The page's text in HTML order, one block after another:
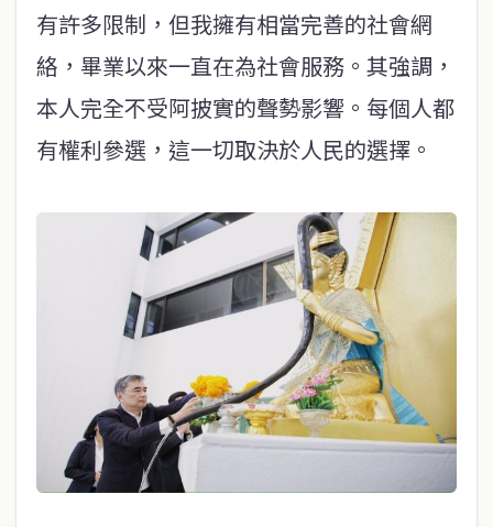
有許多限制，但我擁有相當完善的社會網
絡，畢業以來一直在為社會服務。其強調，
本人完全不受阿披實的聲勢影響。每個人都
有權利參選，這一切取決於人民的選擇。